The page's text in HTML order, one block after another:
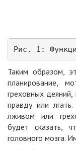
Рис. 1:
Таким образом,
планирование,
греховных
правду или
лживом или
будет сказать,
головного мозга.